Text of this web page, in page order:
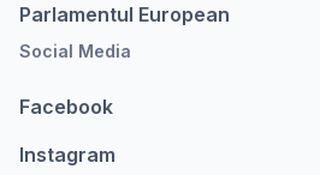
Parlamentul European
Social Media
Facebook
Instagram